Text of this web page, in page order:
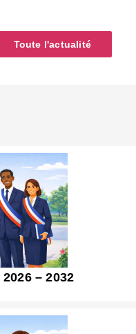
Toute l'actualité
– 2032